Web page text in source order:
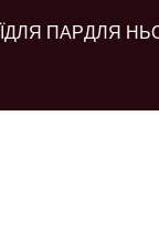
ДЛЯ ПАРДЛЯ